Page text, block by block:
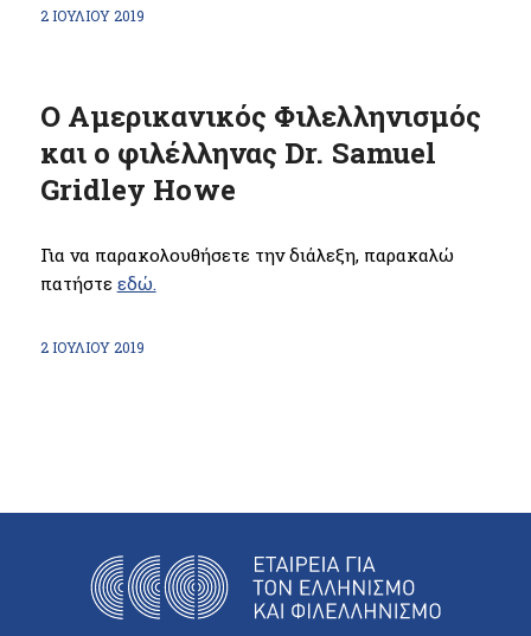
2 ΙΟΥΛΊΟΥ 2019
Ο Αμερικανικός Φιλελληνισμός
και ο φιλέλληνας Dr. Samuel
Gridley Howe
Για να παρακολουθήσετε την διάλεξη, παρακαλώ
πατήστε εδώ.
2 ΙΟΥΛΊΟΥ 2019